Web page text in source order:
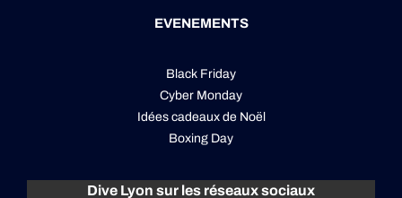
EVENEMENTS
Black Friday
Cyber Monday
Idées cadeaux de Noël
Boxing Day
Dive Lyon sur les réseaux sociaux